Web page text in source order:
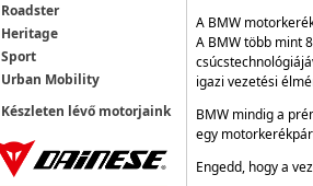
Roadster
Heritage
Sport
Urban Mobility
Készleten lévő motorjaink
A BMW
A BMW több mint
igazi vezetési
BMW mindig a
egy
Engedd, hogy a